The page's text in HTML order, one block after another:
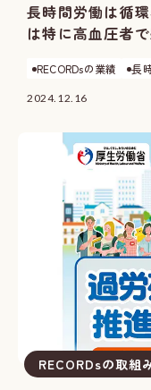
長時間労働は循
は特に高血圧者
RECORDsの業績 長
2024.12.16
RECORDsの取組